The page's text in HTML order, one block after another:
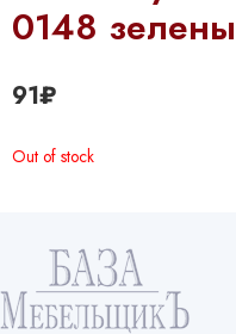
0148
91₽
Out of stock